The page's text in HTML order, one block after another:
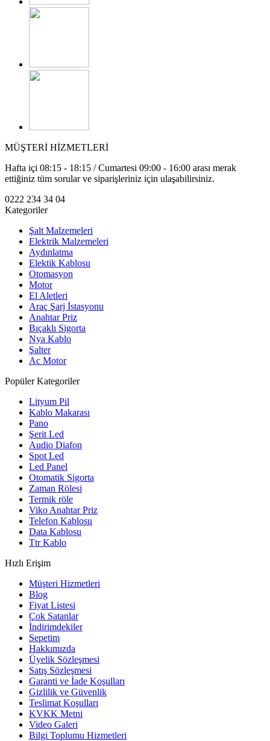
MÜŞTERİ HİZMETLERİ
Hafta içi 08:15 - 18:15 / Cumartesi 09:00 - 16:00 arası merak
ettiğiniz tüm sorular ve siparişleriniz için ulaşabilirsiniz.
0222 234 34 04
Kategoriler
Şalt Malzemeleri
Elektrik Malzemeleri
Aydınlatma
Elektik Kablosu
Otomasyon
Motor
El Aletleri
Araç Şarj İstasyonu
Anahtar Priz
Bıçaklı Sigorta
Nya Kablo
Şalter
Ac Motor
Popüler Kategoriler
Lityum Pil
Kablo Makarası
Pano
Şerit Led
Audio Diafon
Spot Led
Led Panel
Otomatik Sigorta
Zaman Rölesi
Termik röle
Viko Anahtar Priz
Telefon Kablosu
Data Kablosu
Ttr Kablo
Hızlı Erişim
Müşteri Hizmetleri
Blog
Fiyat Listesi
Çok Satanlar
İndirimdekiler
Sepetim
Hakkımızda
Üyelik Sözleşmesi
Satış Sözleşmesi
Garanti ve İade Koşulları
Gizlilik ve Güvenlik
Teslimat Koşulları
KVKK Metni
Video Galeri
Bilgi Toplumu Hizmetleri